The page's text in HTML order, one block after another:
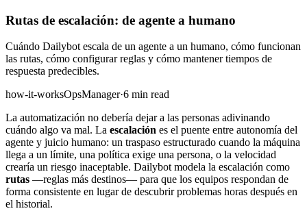
Rutas de escalación: de agente a humano
Cuándo Dailybot escala de un agente a un humano, cómo funcionan
las rutas, cómo configurar reglas y cómo mantener tiempos de
respuesta predecibles.
how-it-worksOpsManager·6 min read
La automatización no debería dejar a las personas adivinando
cuándo algo va mal. La escalación es el puente entre autonomía del
agente y juicio humano: un traspaso estructurado cuando la máquina
llega a un límite, una política exige una persona, o la velocidad
crearía un riesgo inaceptable. Dailybot modela la escalación como
rutas —reglas más destinos— para que los equipos respondan de
forma consistente en lugar de descubrir problemas horas después en
el historial.